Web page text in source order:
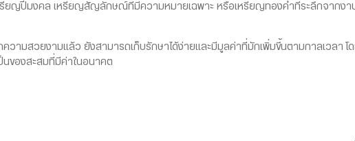
หรียญปีมงคล เหรียญสัญลักษณ์ที่มีความหมายเฉพาะ หรือเหรียญทองคำที่ระลึกจากงา
ามสวยงามแล้ว ยังสามารถเก็บรักษาได้ง่ายและมีมูลค่าที่มักเพิ่มขึ้นตามกาลเวลา โ
ของสะสมที่มีค่าในอนาคต